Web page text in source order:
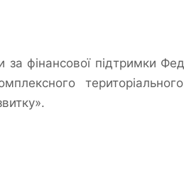
за фінансової підтримки